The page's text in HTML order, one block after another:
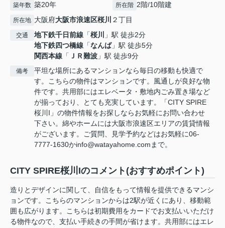
築年数 築20年 所在階 2階/10階建
所在地 大阪府大阪市浪速区桜川 ２丁目
交通 地下鉄千日前線 「桜川
」駅 徒歩2分
地下鉄四つ橋線 「なんば」駅 徒歩5分
関西本線 「 ＪＲ難波 」駅 徒歩9分
備考
平坦な場所にあるマンションなら毎日の移動も快適で
す。こちらの物件はマンションです。風通しが良好な物
件です。共用部にはエレベータ・敷地内ごみ置き場など
が揃っており、とても充実しています。「CITY SPIRE
桜川I」の物件情報をお探しならお気軽にお問い合わせ
下さい。綿やホームには大阪市浪速区エリアの賃貸情報
がございます。ご質問、見学予約などはお気軽に06-
7777-1630かinfo@watayahome.comまで。
CITY SPIRE桜川Iのコメント(おすすめポイント)
造りとデザインに関して、自信をもって情報を提供できるマンシ
ョンです。こちらのマンションからは2駅が近くにあり、移動範
囲も広がります。こちらは初期費用をカードでお支払いいただけ
る物件なので、支払い手続きの手間が省けます。共用部にはエレ